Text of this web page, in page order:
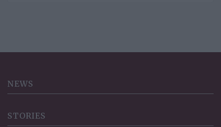
NEWS
STORIES